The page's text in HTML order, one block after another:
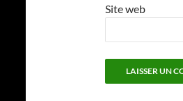
Site web